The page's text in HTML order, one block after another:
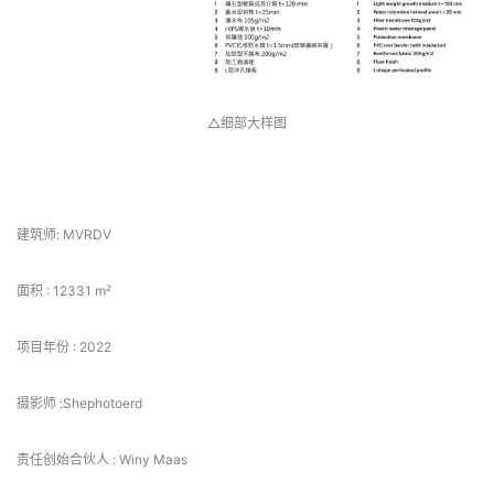
△细部大样图
建筑师: MVRDV
面积 : 12331 m²
项目年份 : 2022
摄影师 :Shephotoerd
责任创始合伙人 : Winy Maas